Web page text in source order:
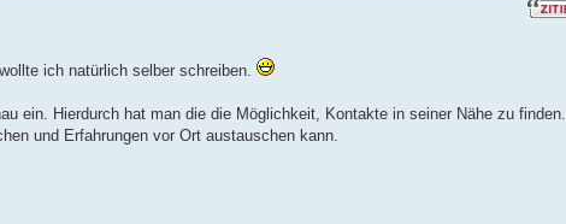
ich natürlich selber schreiben.
ein. Hierdurch hat man die die Möglichkeit, Kontakte in seiner Nähe zu finden.
und Erfahrungen vor Ort austauschen kann.